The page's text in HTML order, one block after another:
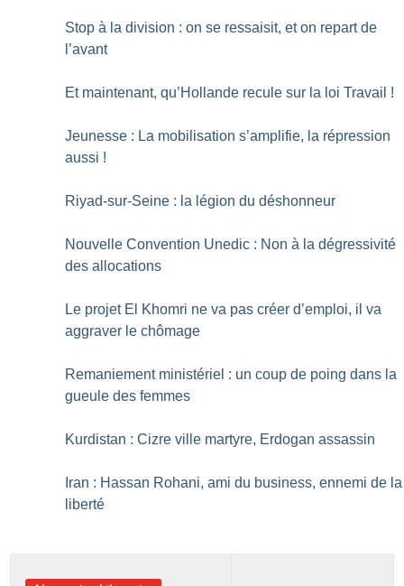
Stop à la division : on se ressaisit, et on repart de
l’avant
Et maintenant, qu’Hollande recule sur la loi Travail !
Jeunesse : La mobilisation s’amplifie, la répression
aussi !
Riyad-sur-Seine : la légion du déshonneur
Nouvelle Convention Unedic : Non à la dégressivité
des allocations
Le projet El Khomri ne va pas créer d’emploi, il va
aggraver le chômage
Remaniement ministériel : un coup de poing dans la
gueule des femmes
Kurdistan : Cizre ville martyre, Erdogan assassin
Iran : Hassan Rohani, ami du business, ennemi de la
liberté